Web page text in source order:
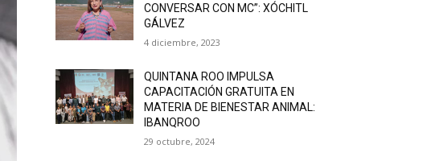
CONVERSAR CON MC”: XÓCHITL
GÁLVEZ
4 diciembre, 2023
QUINTANA ROO IMPULSA
CAPACITACIÓN GRATUITA EN
MATERIA DE BIENESTAR ANIMAL:
IBANQROO
29 octubre, 2024